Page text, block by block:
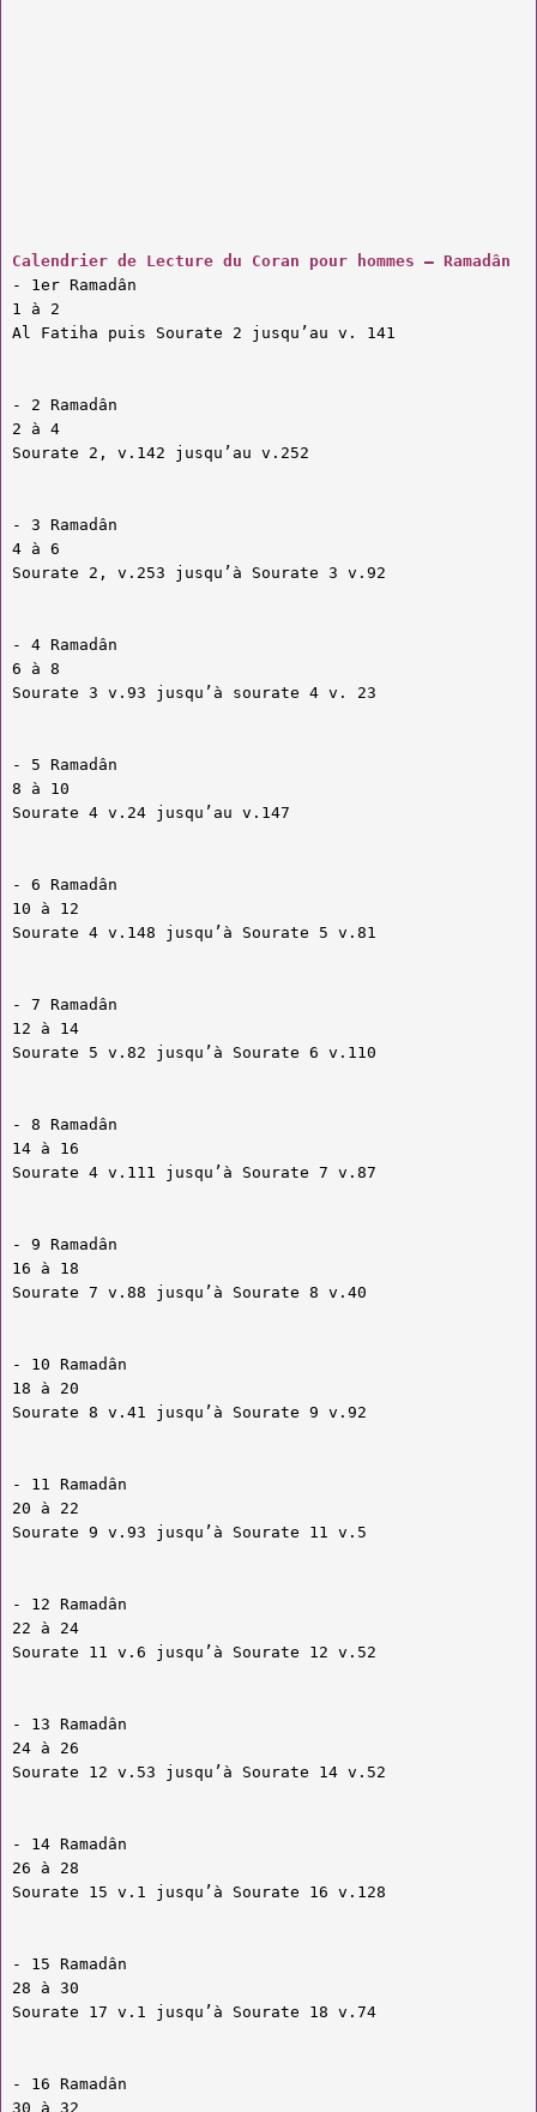
Calendrier de Lecture du Coran pour hommes – Ramadân
- 1er Ramadân
1 à 2
Al Fatiha puis Sourate 2 jusqu’au v. 141
- 2 Ramadân
2 à 4
Sourate 2, v.142 jusqu’au v.252
- 3 Ramadân
4 à 6
Sourate 2, v.253 jusqu’à Sourate 3 v.92
- 4 Ramadân
6 à 8
Sourate 3 v.93 jusqu’à sourate 4 v. 23
- 5 Ramadân
8 à 10
Sourate 4 v.24 jusqu’au v.147
- 6 Ramadân
10 à 12
Sourate 4 v.148 jusqu’à Sourate 5 v.81
- 7 Ramadân
12 à 14
Sourate 5 v.82 jusqu’à Sourate 6 v.110
- 8 Ramadân
14 à 16
Sourate 4 v.111 jusqu’à Sourate 7 v.87
- 9 Ramadân
16 à 18
Sourate 7 v.88 jusqu’à Sourate 8 v.40
- 10 Ramadân
18 à 20
Sourate 8 v.41 jusqu’à Sourate 9 v.92
- 11 Ramadân
20 à 22
Sourate 9 v.93 jusqu’à Sourate 11 v.5
- 12 Ramadân
22 à 24
Sourate 11 v.6 jusqu’à Sourate 12 v.52
- 13 Ramadân
24 à 26
Sourate 12 v.53 jusqu’à Sourate 14 v.52
- 14 Ramadân
26 à 28
Sourate 15 v.1 jusqu’à Sourate 16 v.128
- 15 Ramadân
28 à 30
Sourate 17 v.1 jusqu’à Sourate 18 v.74
- 16 Ramadân
30 à 32